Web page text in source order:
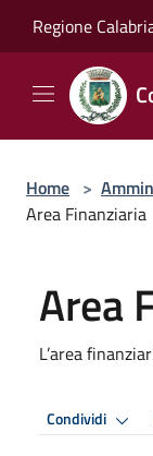
Regione
Home >
Area Finanziaria
Area
L’area
Condividi